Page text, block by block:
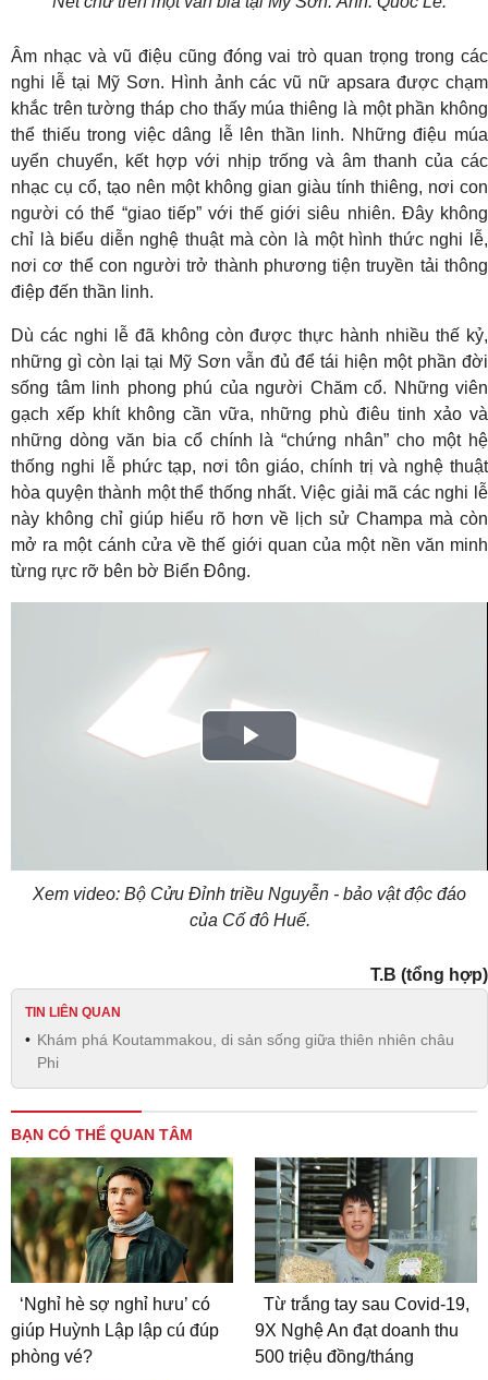
Âm nhạc và vũ điệu cũng đóng vai trò quan trọng trong các
nghi lễ tại Mỹ Sơn. Hình ảnh các vũ nữ apsara được chạm
khắc trên tường tháp cho thấy múa thiêng là một phần không
thể thiếu trong việc dâng lễ lên thần linh. Những điệu múa
uyển chuyển, kết hợp với nhịp trống và âm thanh của các
nhạc cụ cổ, tạo nên một không gian giàu tính thiêng, nơi con
người có thể “giao tiếp” với thế giới siêu nhiên. Đây không
chỉ là biểu diễn nghệ thuật mà còn là một hình thức nghi lễ,
nơi cơ thể con người trở thành phương tiện truyền tải thông
điệp đến thần linh.
Dù các nghi lễ đã không còn được thực hành nhiều thế kỷ,
những gì còn lại tại Mỹ Sơn vẫn đủ để tái hiện một phần đời
sống tâm linh phong phú của người Chăm cổ. Những viên
gạch xếp khít không cần vữa, những phù điêu tinh xảo và
những dòng văn bia cổ chính là “chứng nhân” cho một hệ
thống nghi lễ phức tạp, nơi tôn giáo, chính trị và nghệ thuật
hòa quyện thành một thể thống nhất. Việc giải mã các nghi lễ
này không chỉ giúp hiểu rõ hơn về lịch sử Champa mà còn
mở ra một cánh cửa về thế giới quan của một nền văn minh
từng rực rỡ bên bờ Biển Đông.
Play
Xem video: Bộ Cửu Đỉnh triều Nguyễn - bảo vật độc đáo
của Cố đô Huế.
T.B (tổng hợp)
TIN LIÊN QUAN
Khám phá Koutammakou, di sản sống giữa thiên nhiên châu
Phi
BẠN CÓ THỂ QUAN TÂM
‘Nghỉ hè sợ nghỉ hưu’ có
giúp Huỳnh Lập lập cú đúp
phòng vé?
Từ trắng tay sau Covid-19,
9X Nghệ An đạt doanh thu
500 triệu đồng/tháng